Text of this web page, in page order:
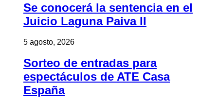
Se conocerá la sentencia en el
Juicio Laguna Paiva II
5 agosto, 2026
Sorteo de entradas para
espectáculos de ATE Casa
España